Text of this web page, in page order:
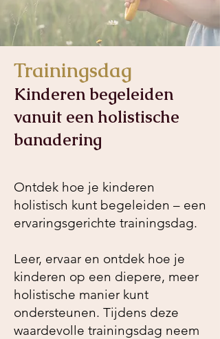
Trainingsdag
Kinderen begeleiden
vanuit een holistische
banadering
Ontdek hoe je kinderen
holistisch kunt begeleiden – een
ervaringsgerichte trainingsdag.
Leer, ervaar en ontdek hoe je
kinderen op een diepere, meer
holistische manier kunt
ondersteunen. Tijdens deze
waardevolle trainingsdag neem